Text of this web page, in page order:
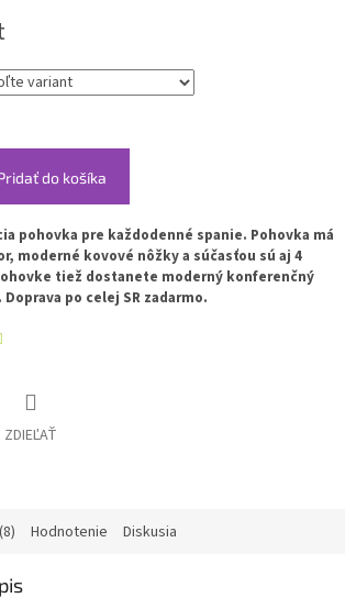
do košíka
pohovka pre každodenné spanie. Pohovka má
moderné kovové nôžky a súčasťou sú aj 4
tiež dostanete moderný konferenčný
po celej SR zadarmo.
ZDIEĽAŤ
Hodnotenie Diskusia